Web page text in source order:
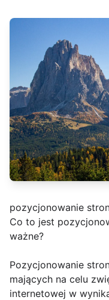
pozycjonowanie
Co to jest
ważne?
Pozycjonowanie
mających na celu
internetowej w